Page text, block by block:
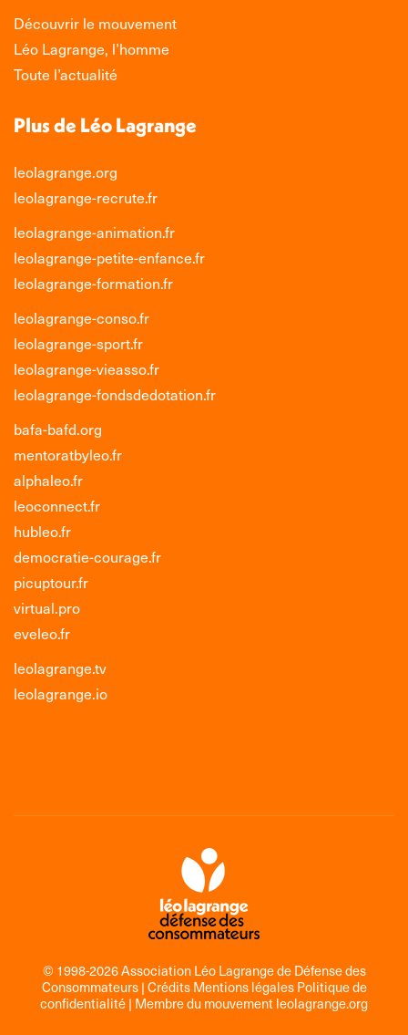
Découvrir le mouvement
Léo Lagrange, l’homme
Toute l’actualité
Plus de Léo Lagrange
leolagrange.org
leolagrange-recrute.fr
leolagrange-animation.fr
leolagrange-petite-enfance.fr
leolagrange-formation.fr
leolagrange-conso.fr
leolagrange-sport.fr
leolagrange-vieasso.fr
leolagrange-fondsdedotation.fr
bafa-bafd.org
mentoratbyleo.fr
alphaleo.fr
leoconnect.fr
hubleo.fr
democratie-courage.fr
picuptour.fr
virtual.pro
eveleo.fr
leolagrange.tv
leolagrange.io
© 1998-2026 Association Léo Lagrange de Défense des
Consommateurs |Crédits Mentions légales Politique de
confidentialité| Membre du mouvementleolagrange.org